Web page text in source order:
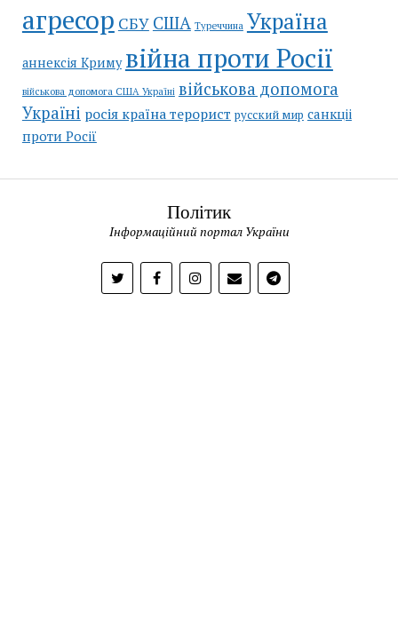
агресор СБУ США Туреччина Україна
аннексія Криму війна проти Росії
військова допомога США Україні військова допомога
Україні росія країна терорист русский мир санкціі
проти Росії
Політик
Інформаційний портал України